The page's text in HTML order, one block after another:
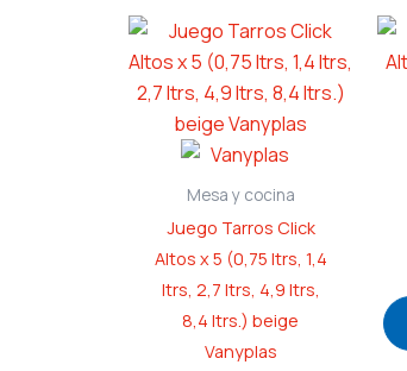
Mesa y cocina
Juego Tarros Click
Altos x 5 (0,75 ltrs, 1,4
ltrs, 2,7 ltrs, 4,9 ltrs,
8,4 ltrs.) beige
Vanyplas